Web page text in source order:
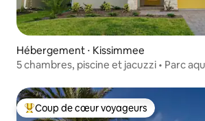
Hébergement ⋅ Kissimmee
5 chambres, piscine et jacuzzi • Parc
Coups de cœur voyageurs les plus
Coup de cœur voyageurs